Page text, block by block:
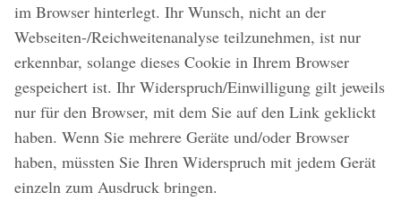
im Browser hinterlegt. Ihr Wunsch, nicht an der
Webseiten-/Reichweitenanalyse teilzunehmen, ist nur
erkennbar, solange dieses Cookie in Ihrem Browser
gespeichert ist. Ihr Widerspruch/Einwilligung gilt jeweils
nur für den Browser, mit dem Sie auf den Link geklickt
haben. Wenn Sie mehrere Geräte und/oder Browser
haben, müssten Sie Ihren Widerspruch mit jedem Gerät
einzeln zum Ausdruck bringen.